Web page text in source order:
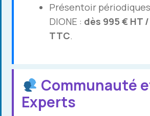
Présentoir périodiques
DIONE : dès 995 € HT /
TTC.
Communauté
Experts